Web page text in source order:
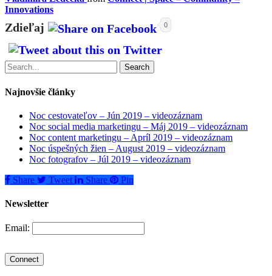
Innovations
Zdieľaj 0
Search
Najnovšie články
Noc cestovateľov – Jún 2019 – videozáznam
Noc social media marketingu – Máj 2019 – videozáznam
Noc content marketingu – Apríl 2019 – videozáznam
Noc úspešných žien – August 2019 – videozáznam
Noc fotografov – Júl 2019 – videozáznam
Share
Tweet Share Pin
Newsletter
Email: